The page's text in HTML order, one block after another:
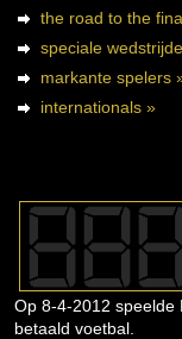
the road to the
speciale
markante spelers
internationals »
Op 8-4-2012 speelde
betaald voetbal.